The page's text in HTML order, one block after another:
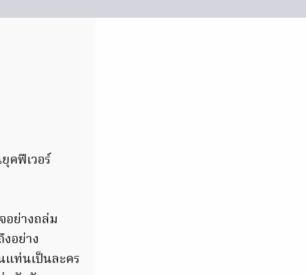
คฟีเวอร์
อย่างถล่ม
อย่าง
ท่นเป็นละคร